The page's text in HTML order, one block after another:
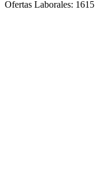
Ofertas Laborales: 1615